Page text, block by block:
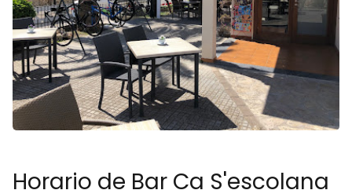
Horario de Bar Ca S'escolana